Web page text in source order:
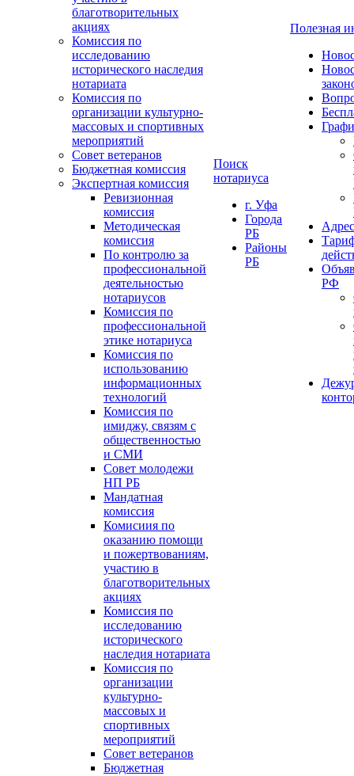
благотворительных
акциях
Комиссия по
исследованию
исторического наследия
нотариата
Комиссия по
организации культурно-
массовых и спортивных
мероприятий
Совет ветеранов
Бюджетная комиссия
Экспертная комиссия
Ревизионная
комиссия
Методическая
комиссия
По контролю за
профессиональной
деятельностью
нотариусов
Комиссия по
профессиональной
этике нотариуса
Комиссия по
использованию
информационных
технологий
Комиссия по
имиджу, связям с
общественностью
и СМИ
Совет молодежи
НП РБ
Мандатная
комиссия
Комисиия по
оказанию помощи
и пожертвованиям,
участию в
благотворительных
акциях
Комиссия по
исследованию
исторического
наследия нотариата
Комиссия по
организации
культурно-
массовых и
спортивных
мероприятий
Совет ветеранов
Бюджетная
Поиск
нотариуса
г. Уфа
Города
РБ
Районы
РБ
Полезная
РФ